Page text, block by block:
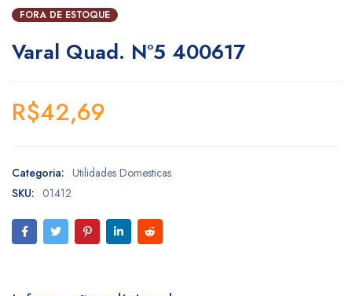
FORA DE ESTOQUE
Varal Quad. N°5 400617
R$42,69
Categoria: Utilidades Domesticas
SKU: 01412